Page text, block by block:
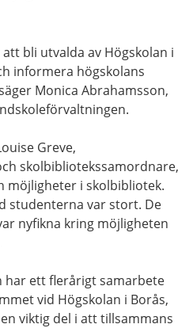
bli utvalda av Högskolan i
informera högskolans
Monica Abrahamsson,
Greve,
skolbibliotekssamordnare,
möjligheter i skolbibliotek.
studenterna var stort. De
nyfikna kring möjligheten
har ett flerårigt samarbete
vid Högskolan i Borås,
viktig del i att tillsammans